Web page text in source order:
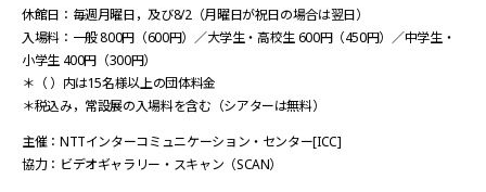
休館日：毎週月曜日，及び8/2（月曜日が祝日の場合は翌日）
入場料：一般 800円（600円）／大学生・高校生 600円（450円）／中学生・
小学生 400円（300円）
＊（ ）内は15名様以上の団体料金
＊税込み，常設展の入場料を含む（シアターは無料）
主催：NTTインターコミュニケーション・センター[ICC]
協力：ビデオギャラリー・スキャン（SCAN）